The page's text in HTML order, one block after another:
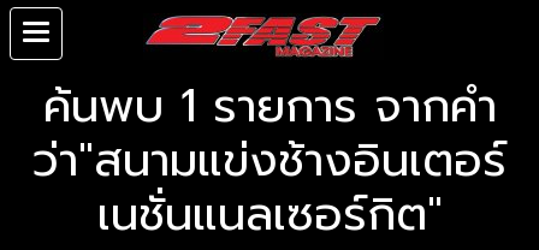
ค้นพบ 1 รายการ จากคำ
ว่า"สนามแข่งช้างอินเตอร์
เนชั่นแนลเซอร์กิต"